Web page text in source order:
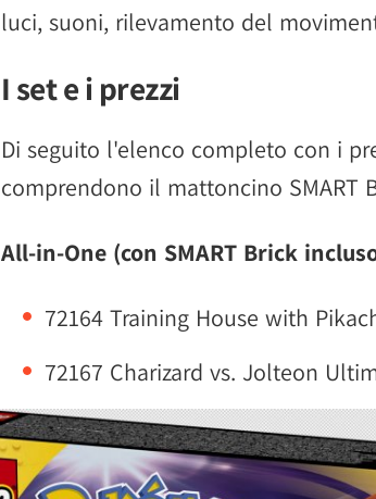
luci, suoni, rilevamento del
I set e i prezzi
Di seguito l'elenco completo con i
comprendono il mattoncino SMART
All-in-One (con SMART Brick
72164 Training House with
72167 Charizard vs. Jolteon